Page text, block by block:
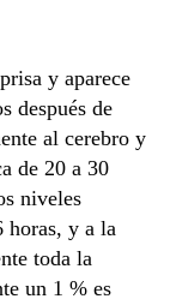
y aparece
después de
al cerebro y
de 20 a 30
niveles
horas, y a la
toda la
un 1 % es